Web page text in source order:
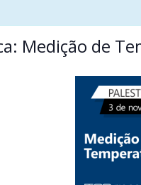
Medição de